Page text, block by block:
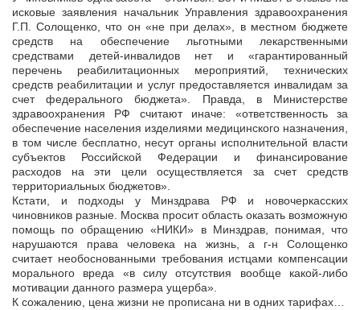
исковые заявления начальник Управления здравоохранения
Г.П. Солощенко, что он «не при делах», в местном бюджете
средств на обеспечение льготными лекарственными
средствами детей-инвалидов нет и «гарантированный
перечень реабилитационных мероприятий, технических
средств реабилитации и услуг предоставляется инвалидам за
счет федерального бюджета». Правда, в Министерстве
здравоохранения РФ считают иначе: «ответственность за
обеспечение населения изделиями медицинского назначения,
в том числе бесплатно, несут органы исполнительной власти
субъектов Российской Федерации и финансирование
расходов на эти цели осуществляется за счет средств
территориальных бюджетов».
Кстати, и подходы у Минздрава РФ и новочеркасских
чиновников разные. Москва просит область оказать возможную
помощь по обращению «НИКИ» в Минздрав, понимая, что
нарушаются права человека на жизнь, а г-н Солощенко
считает необоснованными требования истцами компенсации
морального вреда «в силу отсутствия вообще какой-либо
мотивации данного размера ущерба».
К сожалению, цена жизни не прописана ни в одних тарифах…